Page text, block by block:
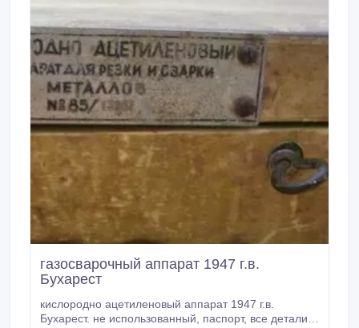
газосварочный аппарат 1947 г.в.
Бухарест
кислородно ацетиленовый аппарат 1947 г.в.
Бухарест. не использованный, паспорт, все детали